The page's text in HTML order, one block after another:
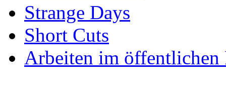
Strange Days
Short Cuts
Arbeiten im öffentlichen